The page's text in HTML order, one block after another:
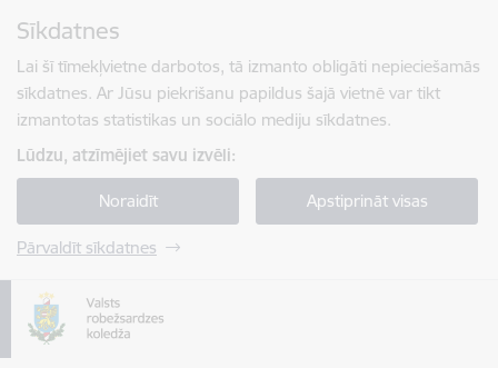
Sīkdatnes
Lai šī tīmekļvietne darbotos, tā izmanto obligāti nepieciešamās
sīkdatnes. Ar Jūsu piekrišanu papildus šajā vietnē var tikt
izmantotas statistikas un sociālo mediju sīkdatnes.
Lūdzu, atzīmējiet savu izvēli:
Noraidīt Apstiprināt visas
Pārvaldīt sīkdatnes